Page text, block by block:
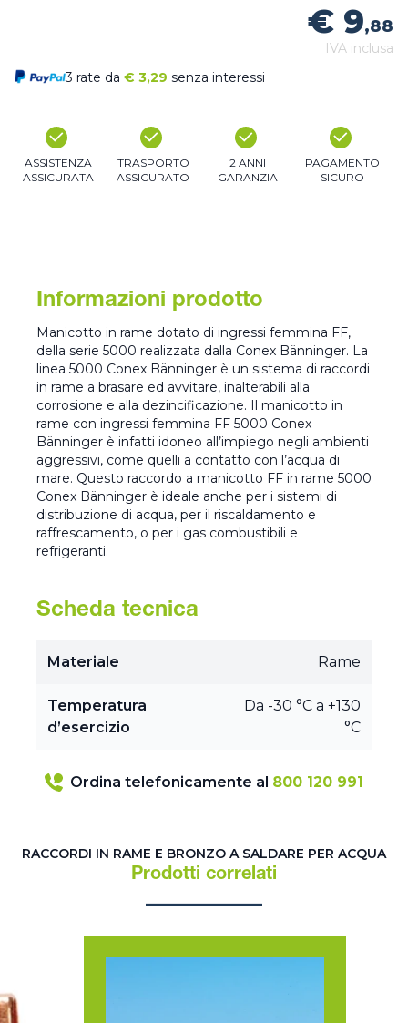
€ 9,88
IVA inclusa
3 rate da € 3,29 senza interessi
ASSISTENZA
ASSICURATA
TRASPORTO
ASSICURATO
2 ANNI
GARANZIA
PAGAMENTO
SICURO
Informazioni prodotto
Manicotto in rame dotato di ingressi femmina FF,
della serie 5000 realizzata dalla Conex Bänninger. La
linea 5000 Conex Bänninger è un sistema di raccordi
in rame a brasare ed avvitare, inalterabili alla
corrosione e alla dezincificazione. Il manicotto in
rame con ingressi femmina FF 5000 Conex
Bänninger è infatti idoneo all’impiego negli ambienti
aggressivi, come quelli a contatto con l’acqua di
mare. Questo raccordo a manicotto FF in rame 5000
Conex Bänninger è ideale anche per i sistemi di
distribuzione di acqua, per il riscaldamento e
raffrescamento, o per i gas combustibili e
refrigeranti.
Scheda tecnica
Materiale Rame
Temperatura
d’esercizio
Da -30 °C a +130
°C
Ordina telefonicamente al 800 120 991
RACCORDI IN RAME E BRONZO A SALDARE PER ACQUA
Prodotti correlati